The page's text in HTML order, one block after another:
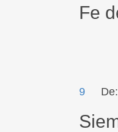
Fe
9 De: